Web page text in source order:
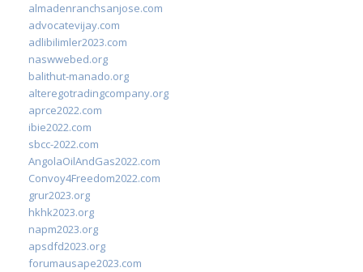
almadenranchsanjose.com
advocatevijay.com
adlibilimler2023.com
naswwebed.org
balithut-manado.org
alteregotradingcompany.org
aprce2022.com
ibie2022.com
sbcc-2022.com
AngolaOilAndGas2022.com
Convoy4Freedom2022.com
grur2023.org
hkhk2023.org
napm2023.org
apsdfd2023.org
forumausape2023.com